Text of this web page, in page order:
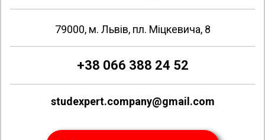
79000, м. Львів, пл. Міцкевича, 8
+38 066 388 24 52
studexpert.company@gmail.com